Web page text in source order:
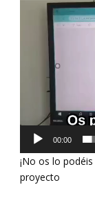
Reproductor
00:00
¡No os lo
proyecto